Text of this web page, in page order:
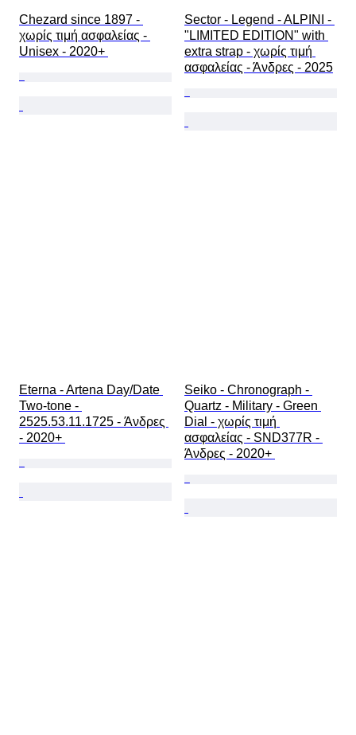
Chezard since 1897 -
χωρίς τιμή ασφαλείας -
Unisex - 2020+
Sector - Legend - ALPINI -
"LIMITED EDITION" with
extra strap - χωρίς τιμή
ασφαλείας - Άνδρες - 2025
Eterna - Artena Day/Date
Two-tone -
2525.53.11.1725 - Άνδρες
- 2020+
Seiko - Chronograph -
Quartz - Military - Green
Dial - χωρίς τιμή
ασφαλείας - SND377R -
Άνδρες - 2020+